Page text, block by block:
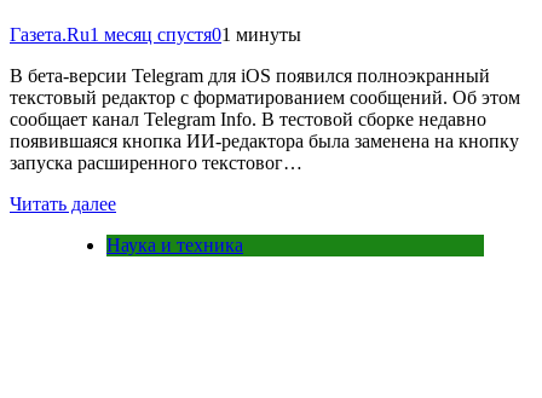
Газета.Ru1 месяц спустя01 минуты
В бета-версии Telegram для iOS появился полноэкранный
текстовый редактор с форматированием сообщений. Об этом
сообщает канал Telegram Info. В тестовой сборке недавно
появившаяся кнопка ИИ-редактора была заменена на кнопку
запуска расширенного текстовог…
Читать далее
Наука и техника